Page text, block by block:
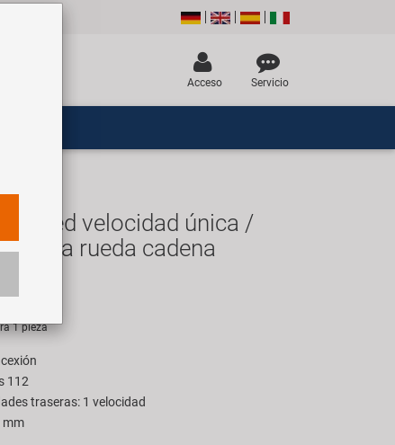
Acceso Servicio
1 speed velocidad única /
de la rueda cadena
1 pieza
112
traseras: 1 velocidad
mm